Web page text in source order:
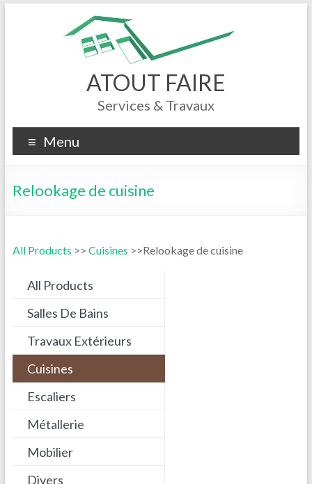
ATOUT FAIRE
Services & Travaux
Menu
Relookage de cuisine
All Products >> Cuisines >>Relookage de cuisine
All Products
Salles De Bains
Travaux Extérieurs
Cuisines
Escaliers
Métallerie
Mobilier
Divers